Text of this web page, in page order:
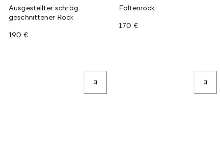
Ausgestellter schräg
geschnittener Rock
190 €
Faltenrock
170 €